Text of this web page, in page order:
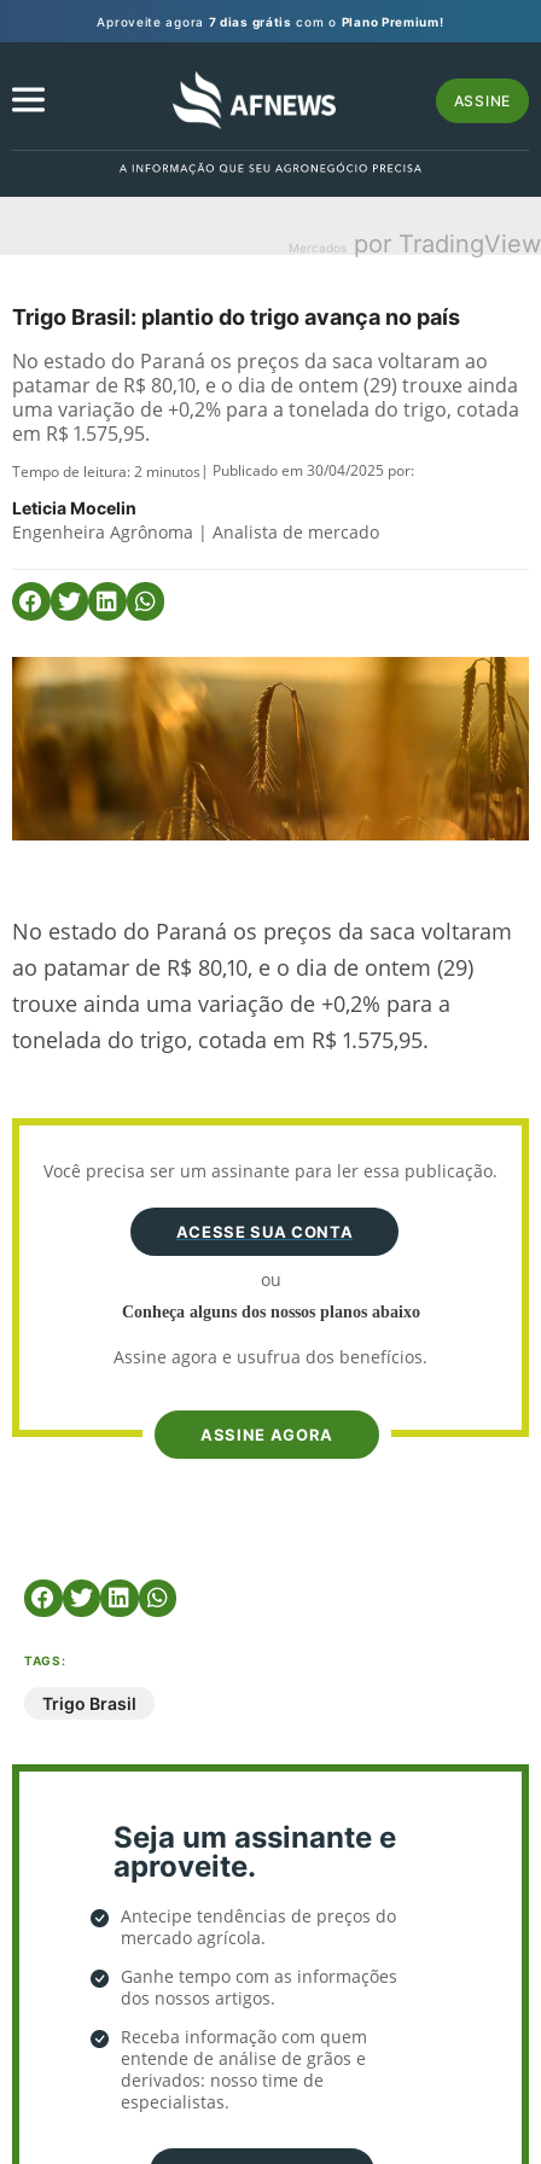
Aproveite agora 7 dias grátis com o Plano Premium!
ASSINE
Mercados por TradingView
Trigo Brasil: plantio do trigo avança no país
No estado do Paraná os preços da saca voltaram ao
patamar de R$ 80,10, e o dia de ontem (29) trouxe ainda
uma variação de +0,2% para a tonelada do trigo, cotada
em R$ 1.575,95.
Tempo de leitura:2 minutos | Publicado em 30/04/2025 por:
Leticia Mocelin
Engenheira Agrônoma | Analista de mercado
No estado do Paraná os preços da saca voltaram
ao patamar de R$ 80,10, e o dia de ontem (29)
trouxe ainda uma variação de +0,2% para a
tonelada do trigo, cotada em R$ 1.575,95.
Você precisa ser um assinante para ler essa publicação.
ACESSE SUA CONTA
ou
Conheça alguns dos nossos planos abaixo
Assine agora e usufrua dos benefícios.
ASSINE AGORA
TAGS:
Trigo Brasil
Seja um assinante e
aproveite.
Antecipe tendências de preços do
mercado agrícola.
Ganhe tempo com as informações
dos nossos artigos.
Receba informação com quem
entende de análise de grãos e
derivados: nosso time de
especialistas.